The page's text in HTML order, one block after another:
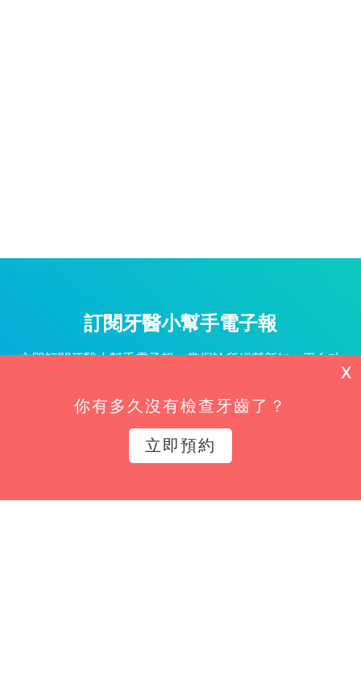
訂閱牙醫小幫手電子報
立即訂閱牙醫小幫手電子報，掌握診所經營新知、平台功
你有多久沒有檢查牙齒了？
立即預約
X